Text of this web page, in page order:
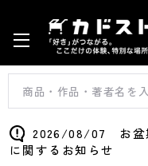
2026/08/07 お盆
に関するお知らせ